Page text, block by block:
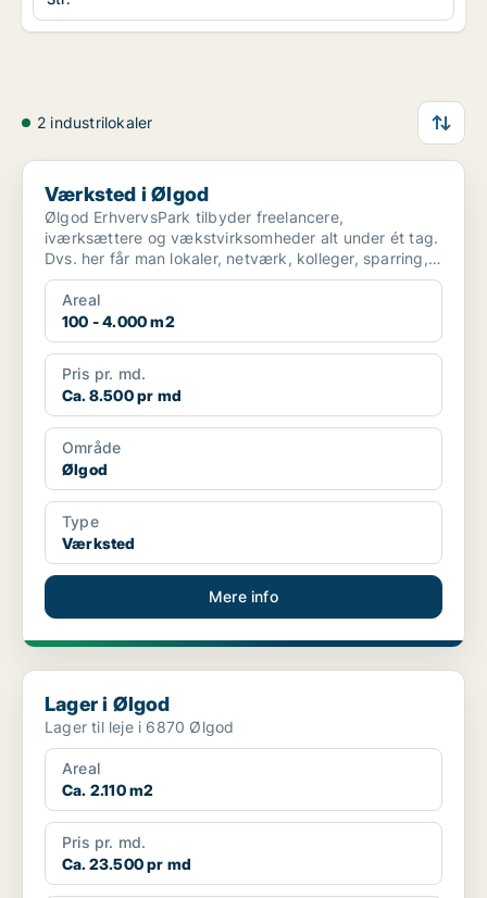
2 industrilokaler
Værksted i Ølgod
Værksted i Ølgod
Ølgod ErhvervsPark tilbyder freelancere,
iværksættere og vækstvirksomheder alt under ét tag.
Dvs. her får man lokaler, netværk, kolleger, sparring,
hjælp til...
Areal
100 - 4.000 m2
Pris pr. md.
Ca. 8.500 pr md
Område
Ølgod
Type
Værksted
Mere info
Lager i Ølgod
Lager i Ølgod
Lager til leje i 6870 Ølgod
Areal
Ca. 2.110 m2
Pris pr. md.
Ca. 23.500 pr md